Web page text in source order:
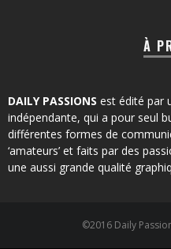
À
DAILY PASSIONS est édité par
indépendante, qui a pour seul
différentes formes de
‘amateurs’ et faits par des
une aussi grande qualité
©2016 Daily